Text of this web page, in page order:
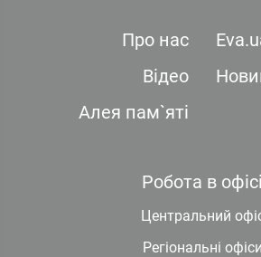
Про нас
Відео
Алея пам`яті
Робота в офісі
Центральний
Регіональні офіси